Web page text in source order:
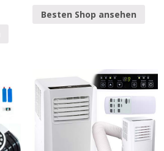
Besten Shop ansehen